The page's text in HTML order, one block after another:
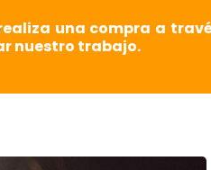
una compra a
nuestro trabajo.